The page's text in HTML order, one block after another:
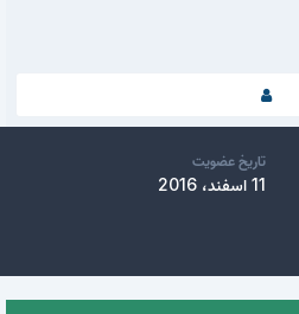
تاریخ عضویت
11 اسفند، 2016